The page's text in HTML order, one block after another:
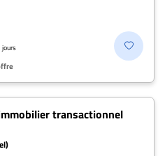
jours
transactionnel